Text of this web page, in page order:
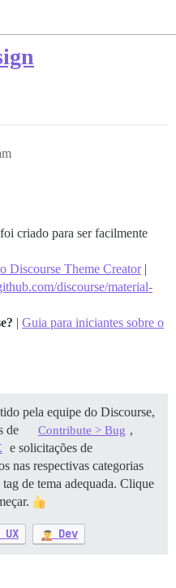
foi criado para ser facilmente
Discourse Theme Creator|
discourse/material-
| Guia para iniciantes sobre o
pela equipe do Discourse,
de Contribute > Bug ,
e solicitações de
nas respectivas categorias
de tema adequada. Clique
UX Dev